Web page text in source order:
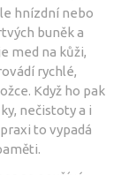
hnízdní nebo
buněk a
med na kůži,
rychlé,
Když ho pak
nečistoty a i
to vypadá